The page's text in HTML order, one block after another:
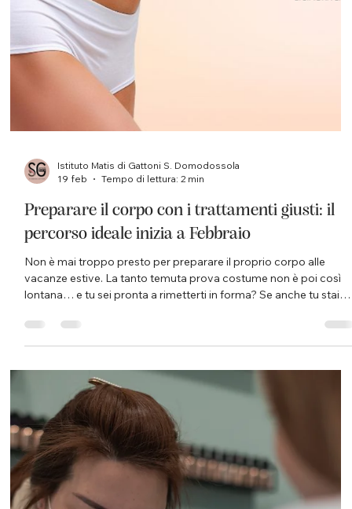
semplice tendenza per affermarsi come una tecnologia
affidabile e scientificamente supportata nel mondo dell’estetica
professionale. Oggi rappresenta un vero e proprio alleato nei
trattamenti viso e corpo, capace di migliorare la qualità della
pelle in modo non invasivo e progressivo. All’ Istituto Matis
Domodossola di Simona Gattoni , la luce LED viene utilizzata
come parte integrante di percorsi personalizzati,